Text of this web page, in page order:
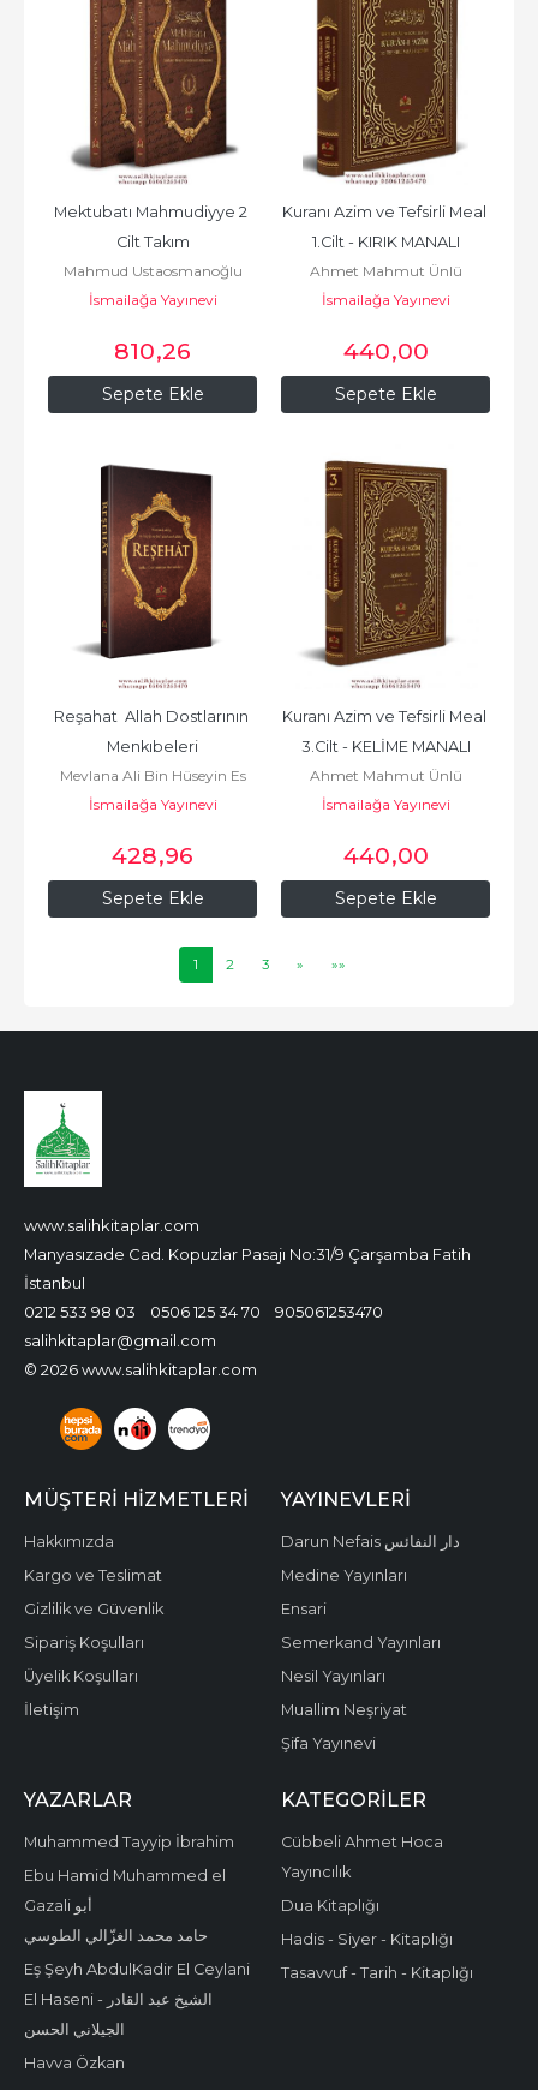
Sepete Ekle
Mektubatı Mahmudiyye 2
Cilt Takım
Mahmud Ustaosmanoğlu
(K.S.)
İsmailağa Yayınevi
810,26
Sepete Ekle
Kuranı Azim ve Tefsirli Meal
1.Cilt - KIRIK MANALI
Ahmet Mahmut Ünlü
İsmailağa Yayınevi
440,00
Sepete Ekle
Reşahat  Allah Dostlarının
Menkıbeleri
Mevlana Ali Bin Hüseyin Es
Safi
İsmailağa Yayınevi
428,96
Sepete Ekle
Kuranı Azim ve Tefsirli Meal
3.Cilt - KELİME MANALI
Ahmet Mahmut Ünlü
İsmailağa Yayınevi
440,00
1 2 3 » »»
www.salihkitaplar.com
Manyasızade Cad. Kopuzlar Pasajı No:31/9 Çarşamba Fatih
İstanbul
0212 533 98 03
0506 125 34 70
905061253470
salihkitaplar@gmail.com
© 2026 www.salihkitaplar.com
MÜŞTERI HIZMETLERI
Hakkımızda
Kargo ve Teslimat
Gizlilik ve Güvenlik
Sipariş Koşulları
Üyelik Koşulları
İletişim
YAYINEVLERI
Darun Nefais دار النفائس
Medine Yayınları
Ensari
Semerkand Yayınları
Nesil Yayınları
Muallim Neşriyat
Şifa Yayınevi
YAZARLAR
Muhammed Tayyip İbrahim
Ebu Hamid Muhammed el
Gazali أبو
حامد محمد الغزّالي الطوسي
Eş Şeyh AbdulKadir El Ceylani
El Haseni - الشيخ عبد القادر
الجيلاني الحسن
Havva Özkan
KATEGORILER
Cübbeli Ahmet Hoca
Yayıncılık
Dua Kitaplığı
Hadis - Siyer - Kitaplığı
Tasavvuf - Tarih - Kitaplığı